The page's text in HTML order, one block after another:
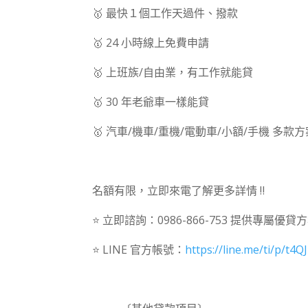
🥇 最快１個工作天過件、撥款
🥇 24 小時線上免費申請
🥇 上班族/自由業，有工作就能貸
🥇 30 年老爺車一樣能貸
🥇 汽車/機車/重機/電動車/小額/手機 多款
名額有限，立即來電了解更多詳情 ‼
⭐ 立即諮詢：0986-866-753 提供專屬優貸
⭐ LINE 官方帳號： https://line.me/ti/p/